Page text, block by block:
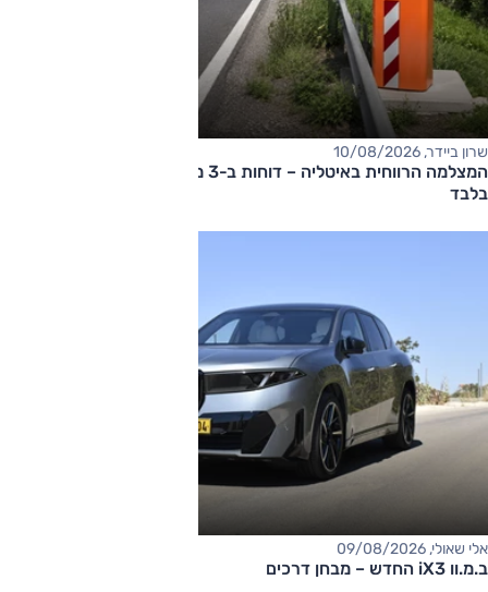
שרון ביידר, 10/08/2026
בלבד
אלי שאולי, 09/08/2026
ב.מ.וו iX3 החדש – מבחן דרכים